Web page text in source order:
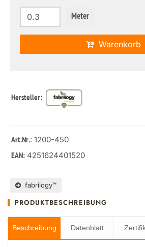
Meter
Warenkorb
Hersteller:
Art.Nr.: 1200-450
EAN: 4251624401520
fabrilogy™
PRODUKTBESCHREIBUNG
Beschreibung Datenblatt